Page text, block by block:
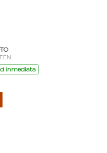
inmediata